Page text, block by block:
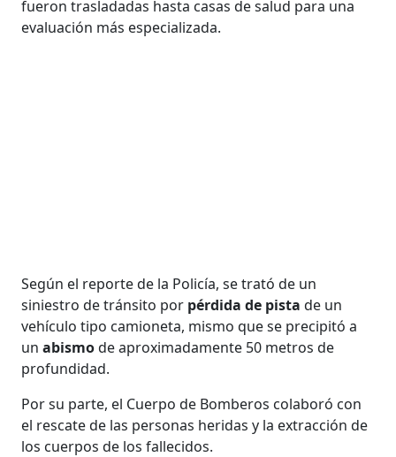
fueron trasladadas hasta casas de salud para una
evaluación más especializada.
Según el reporte de la Policía, se trató de un
siniestro de tránsito por pérdida de pista de un
vehículo tipo camioneta, mismo que se precipitó a
unabismode aproximadamente 50 metros de
profundidad.
Por su parte, el Cuerpo de Bomberos colaboró con
el rescate de las personas heridas y la extracción de
los cuerpos de los fallecidos.